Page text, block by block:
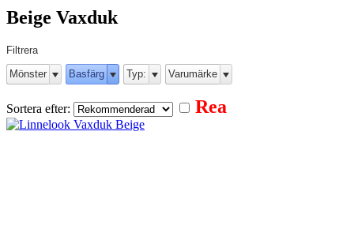
Beige Vaxduk
Filtrera
Mönster
Basfärg Typ: Varumärke
Sortera efter: Rea